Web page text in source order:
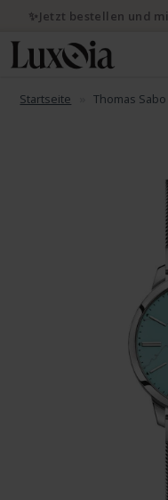
Startseite Thomas
✨Jetzt bestellen und